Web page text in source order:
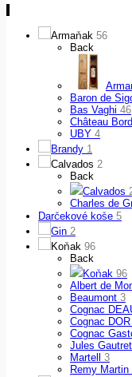
Armaňak 56
Back
Baron de
Bas Vaghi 46
Château
UBY 4
Brandy 1
Calvados 2
Back
Calvados
Charles de
Darčekové koše 5
Gin 2
Koňak 96
Back
Koňak 96
Albert de
Beaumont 3
Cognac
Cognac DOR
Cognac
Jules Gautret
Martell 3
Remy Martin